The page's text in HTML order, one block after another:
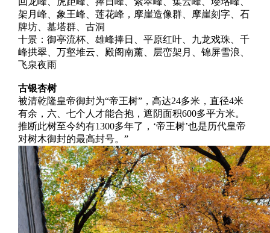
架月峰、象王峰、莲花峰，摩崖造像群、摩崖刻字、石
牌坊、墓塔群、古洞
十景：御亭流杯、雄峰捧日、平原红叶、九龙戏珠、千
峰拱翠、万壑堆云、殿阁南薰、层峦架月、锦屏雪浪、
飞泉夜雨
古银杏树
被清乾隆皇帝御封为“帝王树”，高达24多米，直径4米
有余，六、七个人才能合抱，遮阴面积600多平方米。
推断此树至今约有1300多年了，‘帝王树’也是历代皇帝
对树木御封的最高封号。”